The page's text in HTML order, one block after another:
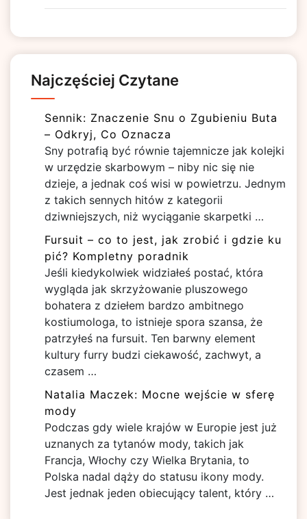
Najczęściej Czytane
Sennik: Znaczenie Snu o Zgubieniu Buta
– Odkryj, Co Oznacza
Sny potrafią być równie tajemnicze jak kolejki
w urzędzie skarbowym – niby nic się nie
dzieje, a jednak coś wisi w powietrzu. Jednym
z takich sennych hitów z kategorii
dziwniejszych, niż wyciąganie skarpetki …
Fursuit – co to jest, jak zrobić i gdzie ku
pić? Kompletny poradnik
Jeśli kiedykolwiek widziałeś postać, która
wygląda jak skrzyżowanie pluszowego
bohatera z dziełem bardzo ambitnego
kostiumologa, to istnieje spora szansa, że
patrzyłeś na fursuit. Ten barwny element
kultury furry budzi ciekawość, zachwyt, a
czasem …
Natalia Maczek: Mocne wejście w sferę
mody
Podczas gdy wiele krajów w Europie jest już
uznanych za tytanów mody, takich jak
Francja, Włochy czy Wielka Brytania, to
Polska nadal dąży do statusu ikony mody.
Jest jednak jeden obiecujący talent, który …